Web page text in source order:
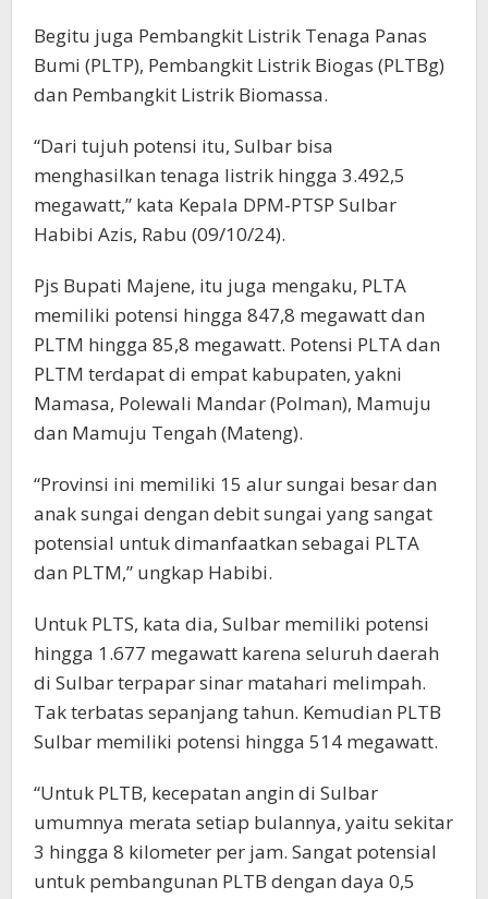
Begitu juga Pembangkit Listrik Tenaga Panas
Bumi (PLTP), Pembangkit Listrik Biogas (PLTBg)
dan Pembangkit Listrik Biomassa.
“Dari tujuh potensi itu, Sulbar bisa
menghasilkan tenaga listrik hingga 3.492,5
megawatt,” kata Kepala DPM-PTSP Sulbar
Habibi Azis, Rabu (09/10/24).
Pjs Bupati Majene, itu juga mengaku, PLTA
memiliki potensi hingga 847,8 megawatt dan
PLTM hingga 85,8 megawatt. Potensi PLTA dan
PLTM terdapat di empat kabupaten, yakni
Mamasa, Polewali Mandar (Polman), Mamuju
dan Mamuju Tengah (Mateng).
“Provinsi ini memiliki 15 alur sungai besar dan
anak sungai dengan debit sungai yang sangat
potensial untuk dimanfaatkan sebagai PLTA
dan PLTM,” ungkap Habibi.
Untuk PLTS, kata dia, Sulbar memiliki potensi
hingga 1.677 megawatt karena seluruh daerah
di Sulbar terpapar sinar matahari melimpah.
Tak terbatas sepanjang tahun. Kemudian PLTB
Sulbar memiliki potensi hingga 514 megawatt.
“Untuk PLTB, kecepatan angin di Sulbar
umumnya merata setiap bulannya, yaitu sekitar
3 hingga 8 kilometer per jam. Sangat potensial
untuk pembangunan PLTB dengan daya 0,5